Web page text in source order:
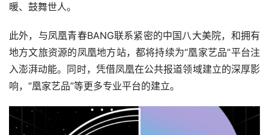
暖、鼓舞世人。
此外，与凤凰青春BANG联系紧密的中国八大美院，和拥有
地方文旅资源的凤凰地方站，都将持续为“凰家艺品”平台注
入澎湃动能。同时，凭借凤凰在公共报道领域建立的深厚影
响，“凰家艺品”等更多专业平台的建立。